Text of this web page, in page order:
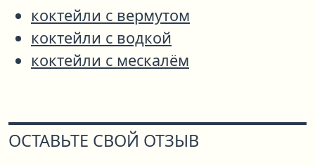
коктейли с вермутом
коктейли с водкой
коктейли с мескалём
ОСТАВЬТЕ СВОЙ ОТЗЫВ